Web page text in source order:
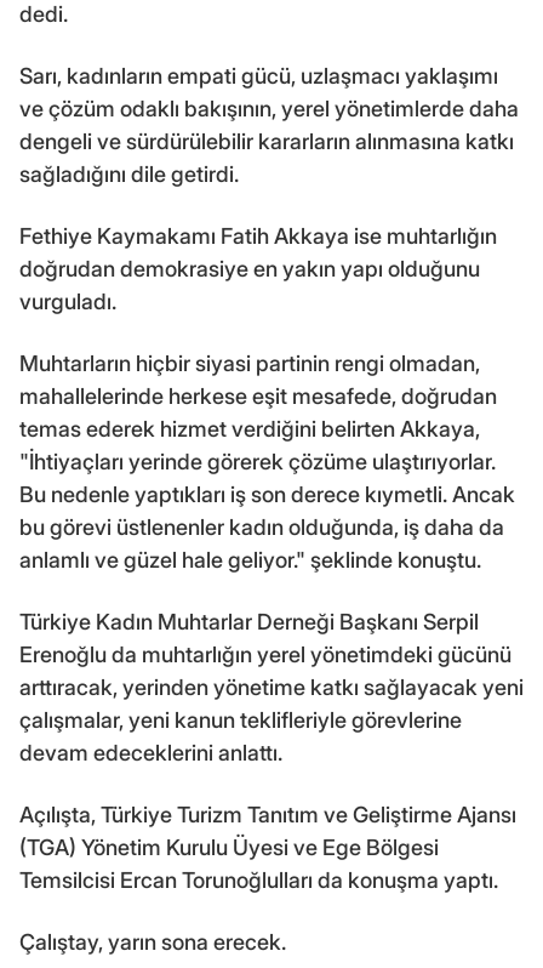
dedi.
Sarı, kadınların empati gücü, uzlaşmacı yaklaşımı
ve çözüm odaklı bakışının, yerel yönetimlerde daha
dengeli ve sürdürülebilir kararların alınmasına katkı
sağladığını dile getirdi.
Fethiye Kaymakamı Fatih Akkaya ise muhtarlığın
doğrudan demokrasiye en yakın yapı olduğunu
vurguladı.
Muhtarların hiçbir siyasi partinin rengi olmadan,
mahallelerinde herkese eşit mesafede, doğrudan
temas ederek hizmet verdiğini belirten Akkaya,
"İhtiyaçları yerinde görerek çözüme ulaştırıyorlar.
Bu nedenle yaptıkları iş son derece kıymetli. Ancak
bu görevi üstlenenler kadın olduğunda, iş daha da
anlamlı ve güzel hale geliyor." şeklinde konuştu.
Türkiye Kadın Muhtarlar Derneği Başkanı Serpil
Erenoğlu da muhtarlığın yerel yönetimdeki gücünü
arttıracak, yerinden yönetime katkı sağlayacak yeni
çalışmalar, yeni kanun teklifleriyle görevlerine
devam edeceklerini anlattı.
Açılışta, Türkiye Turizm Tanıtım ve Geliştirme Ajansı
(TGA) Yönetim Kurulu Üyesi ve Ege Bölgesi
Temsilcisi Ercan Torunoğlulları da konuşma yaptı.
Çalıştay, yarın sona erecek.